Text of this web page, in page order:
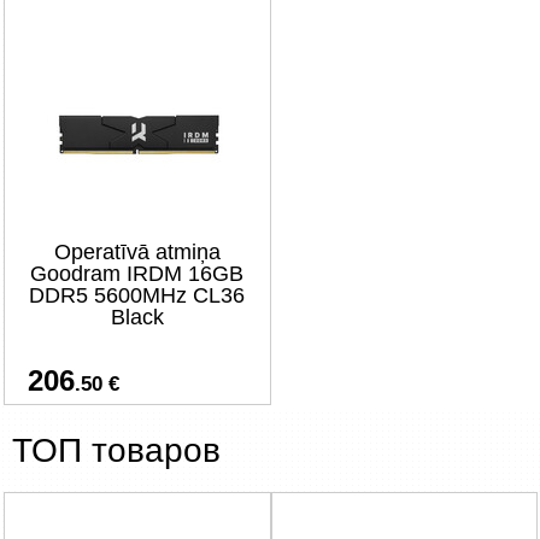
Operatīvā atmiņa
Goodram IRDM 16GB
DDR5 5600MHz CL36
Black
206.50 €
ТОП товаров